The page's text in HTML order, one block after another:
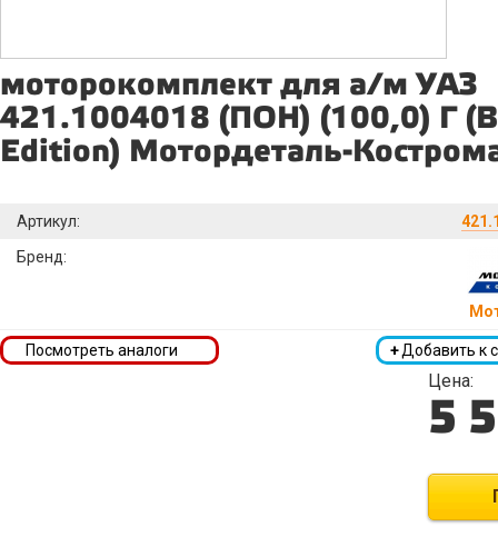
моторокомплект для а/м УАЗ
421.1004018 (ПОН) (100,0) Г
Edition) Мотордеталь-
Артикул:
Бренд:
+Добавить к
Посмотреть аналоги
Цена:
5